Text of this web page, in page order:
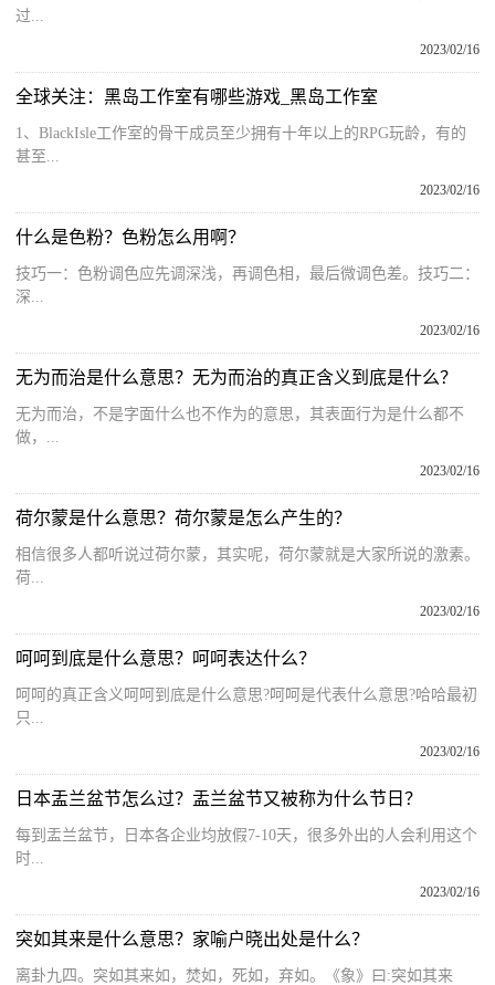
过...
2023/02/16
全球关注：黑岛工作室有哪些游戏_黑岛工作室
1、BlackIsle工作室的骨干成员至少拥有十年以上的RPG玩龄，有的
甚至...
2023/02/16
什么是色粉？色粉怎么用啊？
技巧一：色粉调色应先调深浅，再调色相，最后微调色差。技巧二：
深...
2023/02/16
无为而治是什么意思？无为而治的真正含义到底是什么？
无为而治，不是字面什么也不作为的意思，其表面行为是什么都不
做，...
2023/02/16
荷尔蒙是什么意思？荷尔蒙是怎么产生的？
相信很多人都听说过荷尔蒙，其实呢，荷尔蒙就是大家所说的激素。
荷...
2023/02/16
呵呵到底是什么意思？呵呵表达什么？
呵呵的真正含义呵呵到底是什么意思?呵呵是代表什么意思?哈哈最初
只...
2023/02/16
日本盂兰盆节怎么过？盂兰盆节又被称为什么节日？
每到盂兰盆节，日本各企业均放假7-10天，很多外出的人会利用这个
时...
2023/02/16
突如其来是什么意思？家喻户晓出处是什么？
离卦九四。突如其来如，焚如，死如，弃如。《象》曰:突如其来